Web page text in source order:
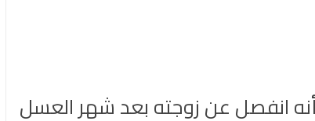
تامر عاشور أنه انفصل عن زوجته بعد شهر العسل